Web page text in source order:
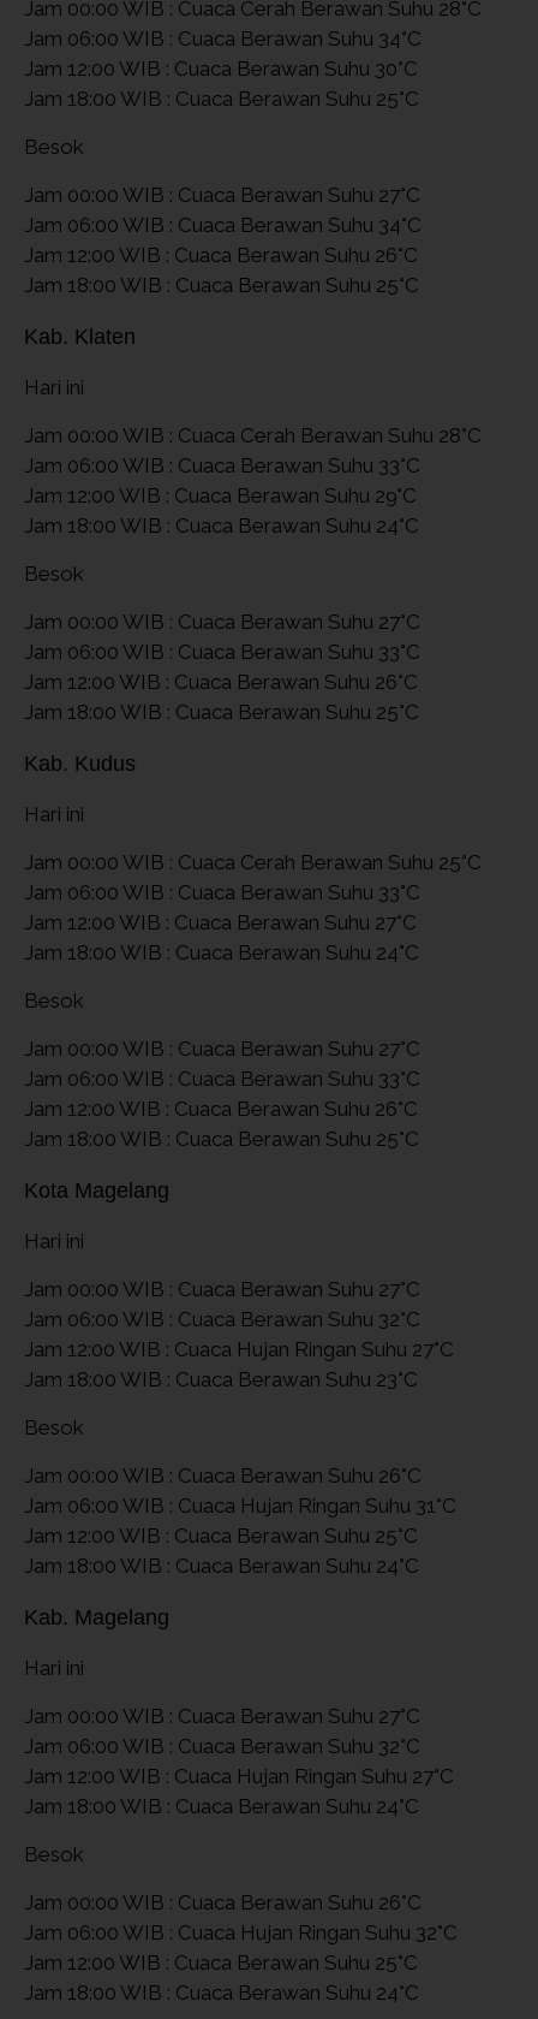
Jam 00:00 WIB : Cuaca Cerah Berawan Suhu 28°C
Jam 06:00 WIB : Cuaca Berawan Suhu 34°C
Jam 12:00 WIB : Cuaca Berawan Suhu 30°C
Jam 18:00 WIB : Cuaca Berawan Suhu 25°C
Besok
Jam 00:00 WIB : Cuaca Berawan Suhu 27°C
Jam 06:00 WIB : Cuaca Berawan Suhu 34°C
Jam 12:00 WIB : Cuaca Berawan Suhu 26°C
Jam 18:00 WIB : Cuaca Berawan Suhu 25°C
Kab. Klaten
Hari ini
Jam 00:00 WIB : Cuaca Cerah Berawan Suhu 28°C
Jam 06:00 WIB : Cuaca Berawan Suhu 33°C
Jam 12:00 WIB : Cuaca Berawan Suhu 29°C
Jam 18:00 WIB : Cuaca Berawan Suhu 24°C
Besok
Jam 00:00 WIB : Cuaca Berawan Suhu 27°C
Jam 06:00 WIB : Cuaca Berawan Suhu 33°C
Jam 12:00 WIB : Cuaca Berawan Suhu 26°C
Jam 18:00 WIB : Cuaca Berawan Suhu 25°C
Kab. Kudus
Hari ini
Jam 00:00 WIB : Cuaca Cerah Berawan Suhu 25°C
Jam 06:00 WIB : Cuaca Berawan Suhu 33°C
Jam 12:00 WIB : Cuaca Berawan Suhu 27°C
Jam 18:00 WIB : Cuaca Berawan Suhu 24°C
Besok
Jam 00:00 WIB : Cuaca Berawan Suhu 27°C
Jam 06:00 WIB : Cuaca Berawan Suhu 33°C
Jam 12:00 WIB : Cuaca Berawan Suhu 26°C
Jam 18:00 WIB : Cuaca Berawan Suhu 25°C
Kota Magelang
Hari ini
Jam 00:00 WIB : Cuaca Berawan Suhu 27°C
Jam 06:00 WIB : Cuaca Berawan Suhu 32°C
Jam 12:00 WIB : Cuaca Hujan Ringan Suhu 27°C
Jam 18:00 WIB : Cuaca Berawan Suhu 23°C
Besok
Jam 00:00 WIB : Cuaca Berawan Suhu 26°C
Jam 06:00 WIB : Cuaca Hujan Ringan Suhu 31°C
Jam 12:00 WIB : Cuaca Berawan Suhu 25°C
Jam 18:00 WIB : Cuaca Berawan Suhu 24°C
Kab. Magelang
Hari ini
Jam 00:00 WIB : Cuaca Berawan Suhu 27°C
Jam 06:00 WIB : Cuaca Berawan Suhu 32°C
Jam 12:00 WIB : Cuaca Hujan Ringan Suhu 27°C
Jam 18:00 WIB : Cuaca Berawan Suhu 24°C
Besok
Jam 00:00 WIB : Cuaca Berawan Suhu 26°C
Jam 06:00 WIB : Cuaca Hujan Ringan Suhu 32°C
Jam 12:00 WIB : Cuaca Berawan Suhu 25°C
Jam 18:00 WIB : Cuaca Berawan Suhu 24°C